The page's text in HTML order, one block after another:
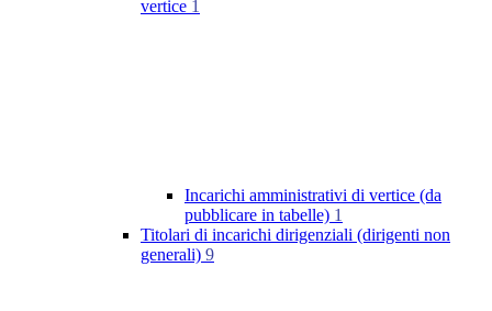
vertice 1
Incarichi amministrativi di vertice (da
pubblicare in tabelle) 1
Titolari di incarichi dirigenziali (dirigenti non
generali) 9